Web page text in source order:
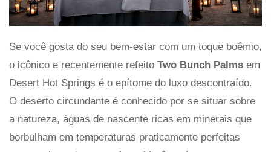
Se você gosta do seu bem-estar com um toque boêmio,
o icônico e recentemente refeito Two Bunch Palms em
Desert Hot Springs é o epítome do luxo descontraído.
O deserto circundante é conhecido por se situar sobre
a natureza, águas de nascente ricas em minerais que
borbulham em temperaturas praticamente perfeitas